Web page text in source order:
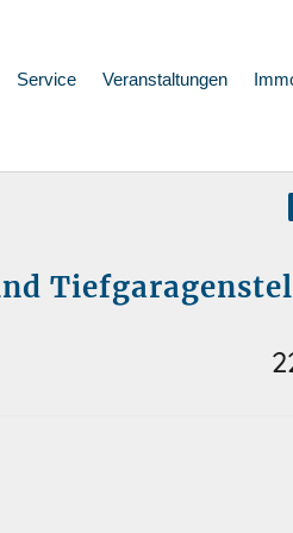
Service Veranstaltungen